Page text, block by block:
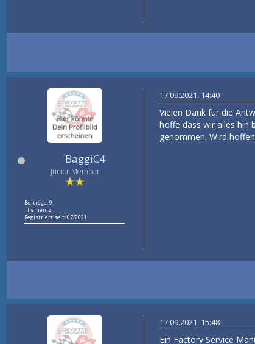
BaggiC4
Junior Member
Beiträge: 9
Themen: 2
Registriert seit: 07/2021
17.09.2021, 14:40
Vielen Dank für die
hoffe dass wir alles hin
genommen. Wird
17.09.2021, 15:48
Ein Factory Service